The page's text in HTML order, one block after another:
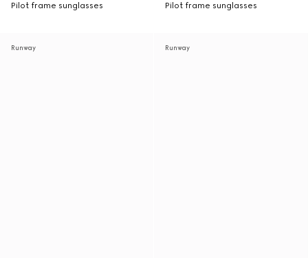
Pilot frame sunglasses Pilot frame sunglasses
Runway Runway